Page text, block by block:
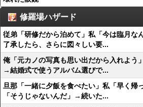
修羅場ハザード
従弟「研修だから泊めて」私「今は臨月
了承したら、さらに図々しい要...
俺「元カノの写真も思い出だから入れよう
→結婚式で使うアルバム選びで...
旦那「一緒に夕飯を食べたい」私「早く帰
「そうじゃないんだ」→続いた...